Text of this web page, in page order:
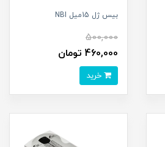
بيس ژل 15ميل NBI
500,000
460,000 تومان